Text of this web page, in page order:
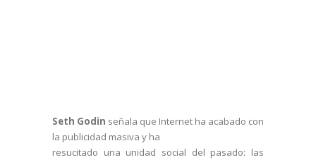
Seth Godin señala que Internet ha acabado con
la publicidad masiva y ha
resucitado una unidad social del pasado: las